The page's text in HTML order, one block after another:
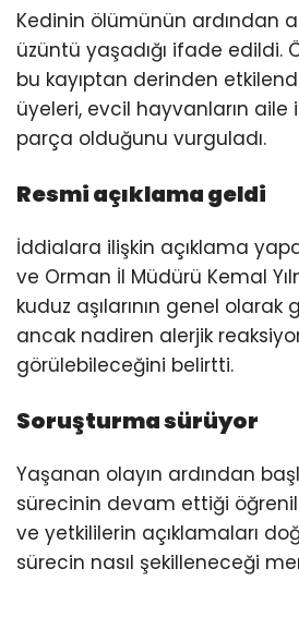
Kedinin ölümünün ardından
üzüntü yaşadığı ifade edildi.
bu kayıptan derinden
üyeleri, evcil hayvanların aile
parça olduğunu vurguladı.
Resmi açıklama geldi
İddialara ilişkin açıklama
ve Orman İl Müdürü Kemal
kuduz aşılarının genel
ancak nadiren alerjik
görülebileceğini belirtti.
Soruşturma sürüyor
Yaşanan olayın ardından
sürecinin devam ettiği
ve yetkililerin açıklamaları
sürecin nasıl şekilleneceği